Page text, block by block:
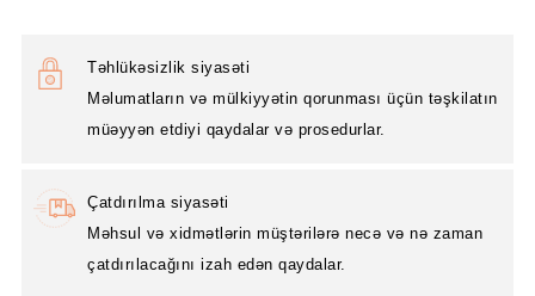
Təhlükəsizlik siyasəti
Məlumatların və mülkiyyətin qorunması üçün təşkilatın
müəyyən etdiyi qaydalar və prosedurlar.
Çatdırılma siyasəti
Məhsul və xidmətlərin müştərilərə necə və nə zaman
çatdırılacağını izah edən qaydalar.